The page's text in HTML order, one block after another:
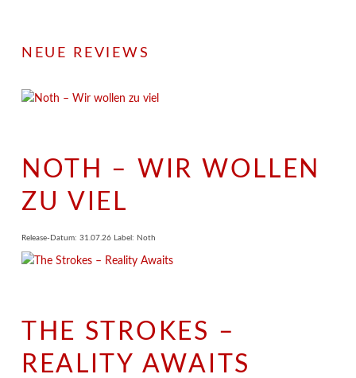
NEUE REVIEWS
NOTH – WIR WOLLEN
ZU VIEL
Release-Datum: 31.07.26 Label: Noth
THE STROKES –
REALITY AWAITS